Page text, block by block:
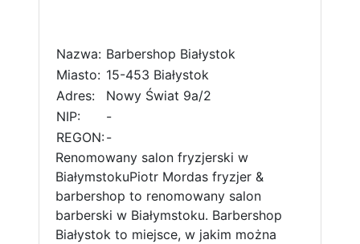
Nazwa: Barbershop Białystok
Miasto: 15-453 Białystok
Adres:
Nowy Świat 9a/2
NIP:
-
REGON:-
Renomowany salon fryzjerski w
BiałymstokuPiotr Mordas fryzjer &
barbershop to renomowany salon
barberski w Białymstoku. Barbershop
Białystok to miejsce, w jakim można